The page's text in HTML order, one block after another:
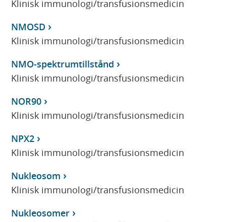
Klinisk immunologi/transfusionsmedicin
NMOSD
Klinisk immunologi/transfusionsmedicin
NMO-spektrumtillstånd
Klinisk immunologi/transfusionsmedicin
NOR90
Klinisk immunologi/transfusionsmedicin
NPX2
Klinisk immunologi/transfusionsmedicin
Nukleosom
Klinisk immunologi/transfusionsmedicin
Nukleosomer